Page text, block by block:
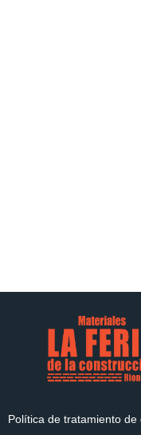
Política de tratamiento de